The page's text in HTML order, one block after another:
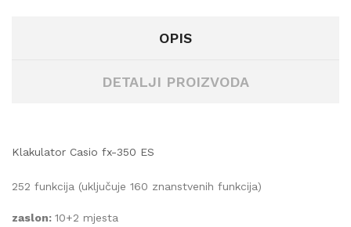
OPIS
DETALJI PROIZVODA
Klakulator Casio fx-350 ES
252 funkcija (uključuje 160 znanstvenih funkcija)
zaslon: 10+2 mjesta